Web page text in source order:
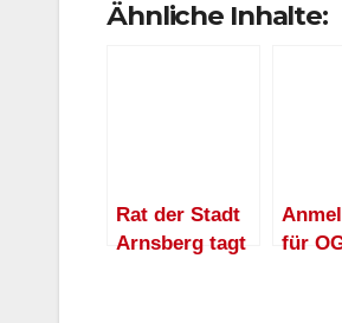
Ähnliche Inhalte:
Rat der Stadt
Arnsberg tagt
für